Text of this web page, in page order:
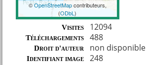
Coordonnées
©OpenStreetMapcontributeurs,
(ODbL)
Visites
12094
Téléchargements 488
Droit d'auteur non disponible
Identifiant image 248